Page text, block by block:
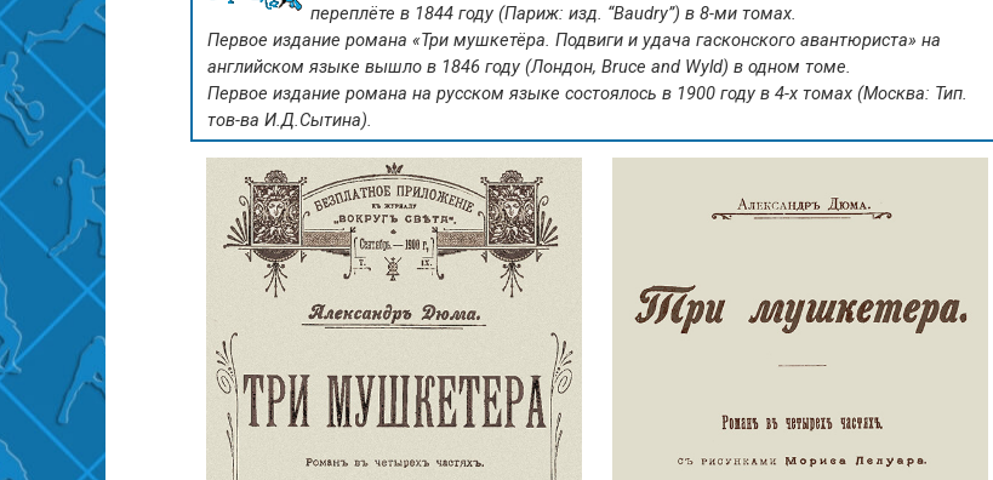
переплёте в 1844 году (Париж: изд. “Baudry”) в 8-ми томах.
Первое издание романа «Три мушкетёра. Подвиги и удача гасконского авантюриста» на
английском языке вышло в 1846 году (Лондон, Bruce and Wyld) в одном томе.
Первое издание романа на русском языке состоялось в 1900 году в 4-х томах (Москва: Тип.
тов-ва И.Д.Сытина).